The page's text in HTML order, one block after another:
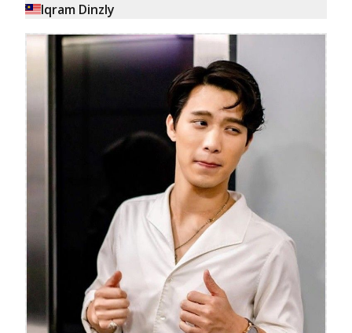
Iqram Dinzly